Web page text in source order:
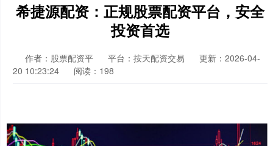
希捷源配资：正规股票配资平台，安全
投资首选
作者：股票配资平 平台：按天配资交易
更新：2026-04-
20 10:23:24
阅读：198